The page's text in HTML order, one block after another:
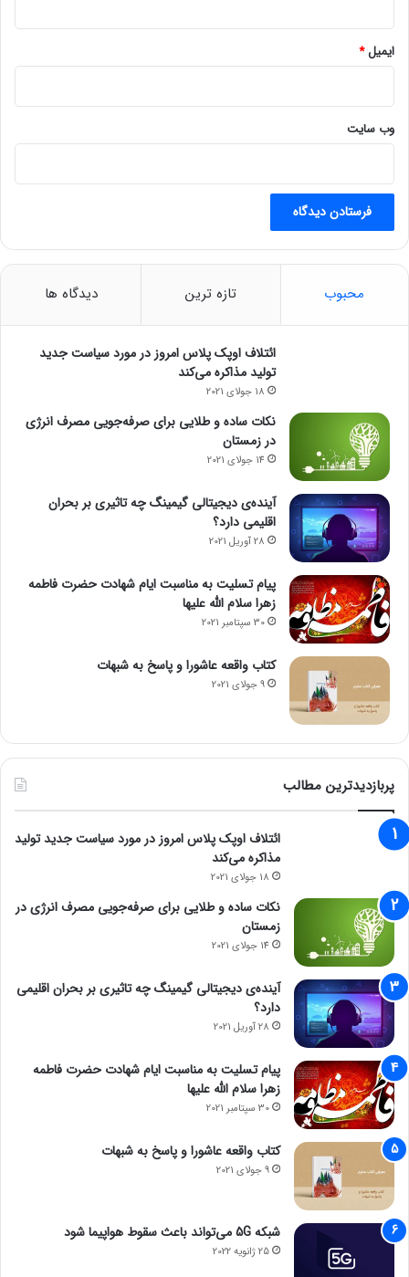
ق
ا
د
د
ایمیل*
وب‌ سایت
محبوب تازه ترین دیدگاه ها
ائتلاف اوپک پلاس امروز در مورد سیاست جدید
تولید مذاکره می‌کند
18 جولای 2021
نکات ساده و طلایی برای صرفه‌جویی مصرف انرژی
در زمستان
14 جولای 2021
آینده‌ی دیجیتالی گیمینگ چه تاثیری بر بحران
اقلیمی دارد؟
28 آوریل 2021
پیام تسلیت به مناسبت ایام شهادت حضرت فاطمه
زهرا سلام الله علیها
30 سپتامبر 2021
کتاب واقعه عاشورا و پاسخ به شبهات
9 جولای 2021
پربازدیدترین مطالب
ائتلاف اوپک پلاس امروز در مورد سیاست جدید تولید
مذاکره می‌کند
18 جولای 2021
نکات ساده و طلایی برای صرفه‌جویی مصرف انرژی در
زمستان
14 جولای 2021
آینده‌ی دیجیتالی گیمینگ چه تاثیری بر بحران اقلیمی
دارد؟
28 آوریل 2021
پیام تسلیت به مناسبت ایام شهادت حضرت فاطمه
زهرا سلام الله علیها
30 سپتامبر 2021
کتاب واقعه عاشورا و پاسخ به شبهات
9 جولای 2021
شبکه 5G می‌تواند باعث سقوط هواپیما شود
25 ژانویه 2022